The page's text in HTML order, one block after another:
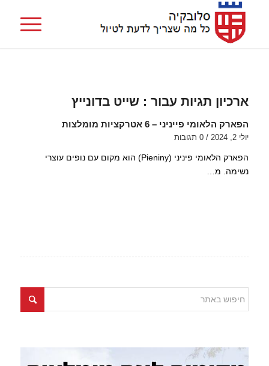
ארכיון תגיות עבור : שייט בדונייץ
הפארק הלאומי פייניני – 6 אטרקציות מומלצות
יולי 2, 2024 / 0 תגובות
הפארק הלאומי פיניני (Pieniny) הוא מקום עם נופים עוצרי
נשימה. מ…